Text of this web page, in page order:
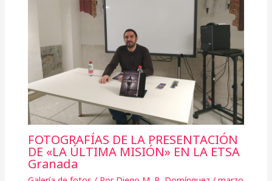
FOTOGRAFÍAS DE LA PRESENTACIÓN
DE «LA ÚLTIMA MISIÓN» EN LA ETSA
Granada